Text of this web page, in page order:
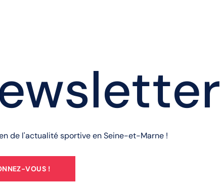
de l'actualité sportive en Seine-et-Marne !
VOUS !